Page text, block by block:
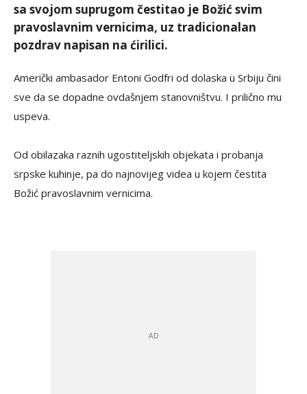
sa svojom suprugom čestitao je Božić svim
pravoslavnim vernicima, uz tradicionalan
pozdrav napisan na ćirilici.
Američki ambasador Entoni Godfri od dolaska u Srbiju čini
sve da se dopadne ovdašnjem stanovništvu. I prilično mu
uspeva.
Od obilazaka raznih ugostiteljskih objekata i probanja
srpske kuhinje, pa do najnovijeg videa u kojem čestita
Božić pravoslavnim vernicima.